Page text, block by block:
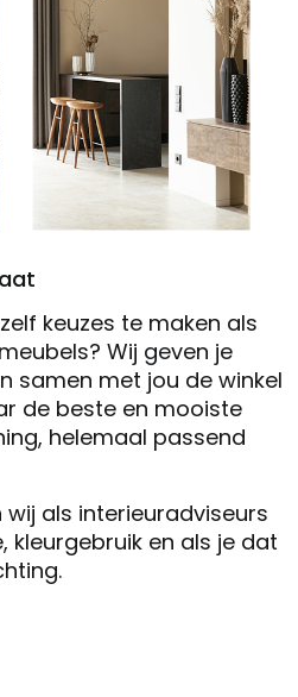
keuzes te maken als
Wij geven je
samen met jou de winkel
de beste en mooiste
helemaal passend
wij als interieuradviseurs
kleurgebruik en als je dat